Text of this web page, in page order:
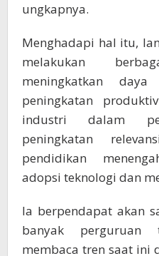
ungkapnya.
Menghadapi hal itu,
melakukan
meningkatkan
peningkatan
industri dalam
peningkatan
pendidikan
adopsi teknologi dan
Ia berpendapat akan
banyak
membaca tren saat ini